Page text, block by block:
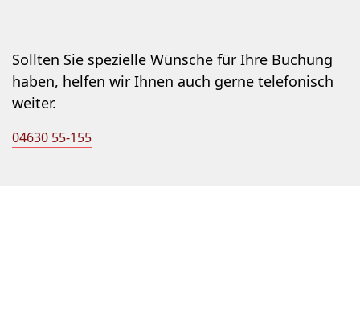
Sollten Sie spezielle Wünsche für Ihre Buchung
haben, helfen wir Ihnen auch gerne telefonisch
weiter.
04630 55-155